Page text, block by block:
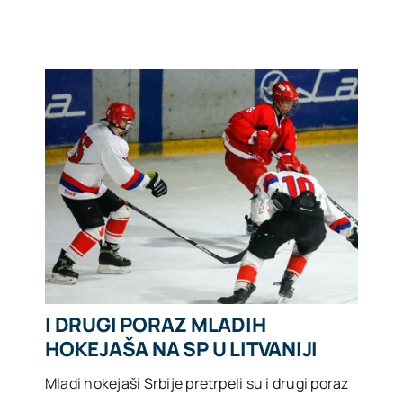
I DRUGI PORAZ MLADIH
HOKEJAŠA NA SP U LITVANIJI
Mladi hokejaši Srbije pretrpeli su i drugi poraz